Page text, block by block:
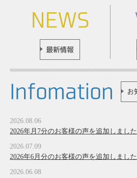
NEWS
最新情報
Infomation お
2026.08.06
2026年月7分のお客様の声を追加しました
2026.07.09
2026年6月分のお客様の声を追加しました
2026.06.08